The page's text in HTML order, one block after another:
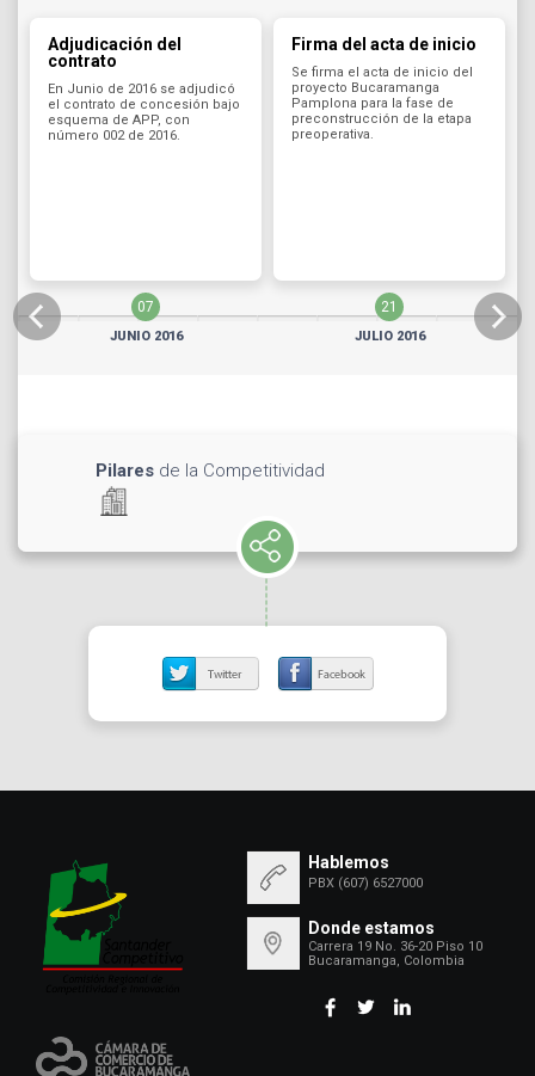
Adjudicación del
contrato
En Junio de 2016 se adjudicó
el contrato de concesión bajo
esquema de APP, con
número 002 de 2016.
07
JUNIO 2016
Firma del acta de inicio
Se firma el acta de inicio del
proyecto Bucaramanga
Pamplona para la fase de
preconstrucción de la etapa
preoperativa.
21
JULIO 2016
Pilares de la Competitividad
Hablemos
PBX (607) 6527000
Donde estamos
Carrera 19 No. 36-20 Piso 10
Bucaramanga, Colombia